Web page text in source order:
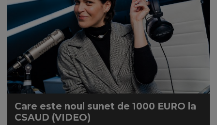
Care este noul sunet de 1000 EURO la
CSAUD (VIDEO)